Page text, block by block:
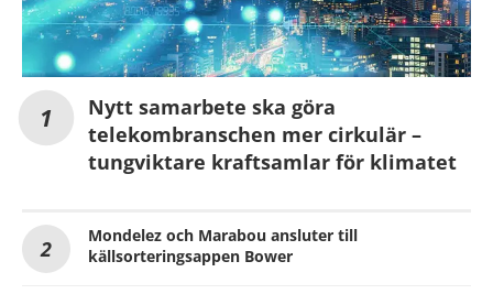
Nytt samarbete ska göra
telekombranschen mer cirkulär –
tungviktare kraftsamlar för klimatet
Mondelez och Marabou ansluter till
källsorteringsappen Bower